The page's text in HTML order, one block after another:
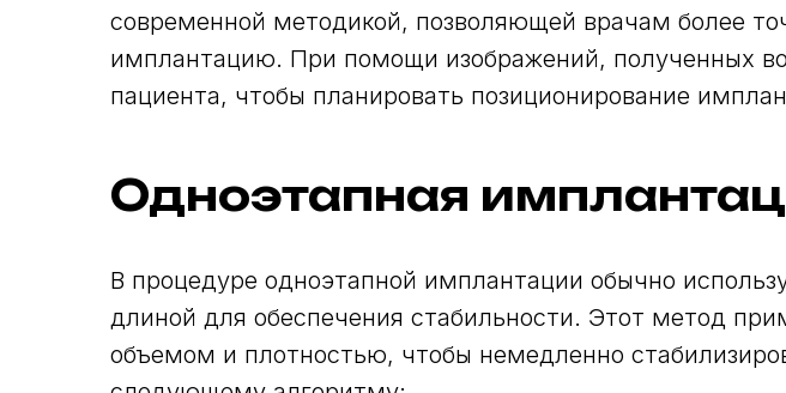
современной методикой, позволяющей врачам более
имплантацию. При помощи изображений, полученных
пациента, чтобы планировать позиционирование
Одноэтапная
В процедуре одноэтапной имплантации обычно
длиной для обеспечения стабильности. Этот метод
объемом и плотностью, чтобы немедленно